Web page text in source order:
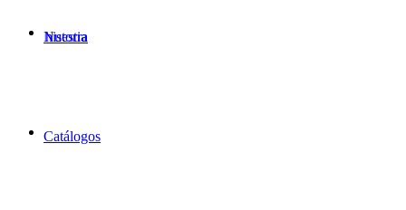
Nuestra
historia
Catálogos